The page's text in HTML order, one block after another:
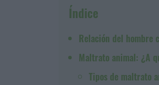
Índice
Relación del hombre
Maltrato animal: ¿A
Tipos de maltrato